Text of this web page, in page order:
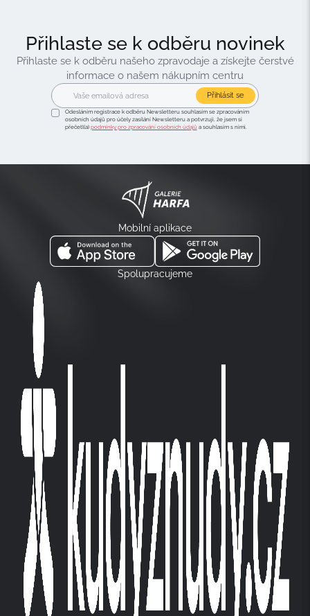
Přihlaste se k odběru novinek
Přihlaste se k odběru našeho zpravodaje a získejte čerstvé
informace o našem nákupním centru
Přihlásit se
Odesláním registrace k odběru Newsletteru souhlasím se zpracováním
osobních údajů pro účely zasílání Newsletteru a potvrzuji, že jsem si
přečetl(a) podmínky pro zpracování osobních údajůa souhlasím s nimi.
Mobilní aplikace
Spolupracujeme